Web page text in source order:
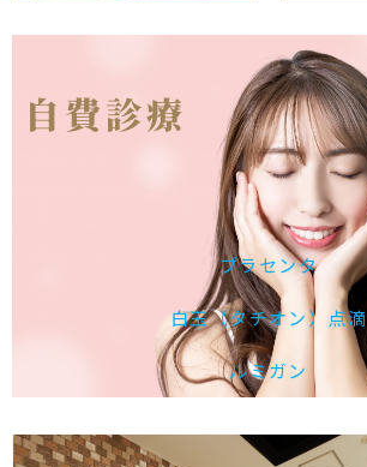
自費診療
プラセンタ
白玉（タチオン）点滴
ルミガン